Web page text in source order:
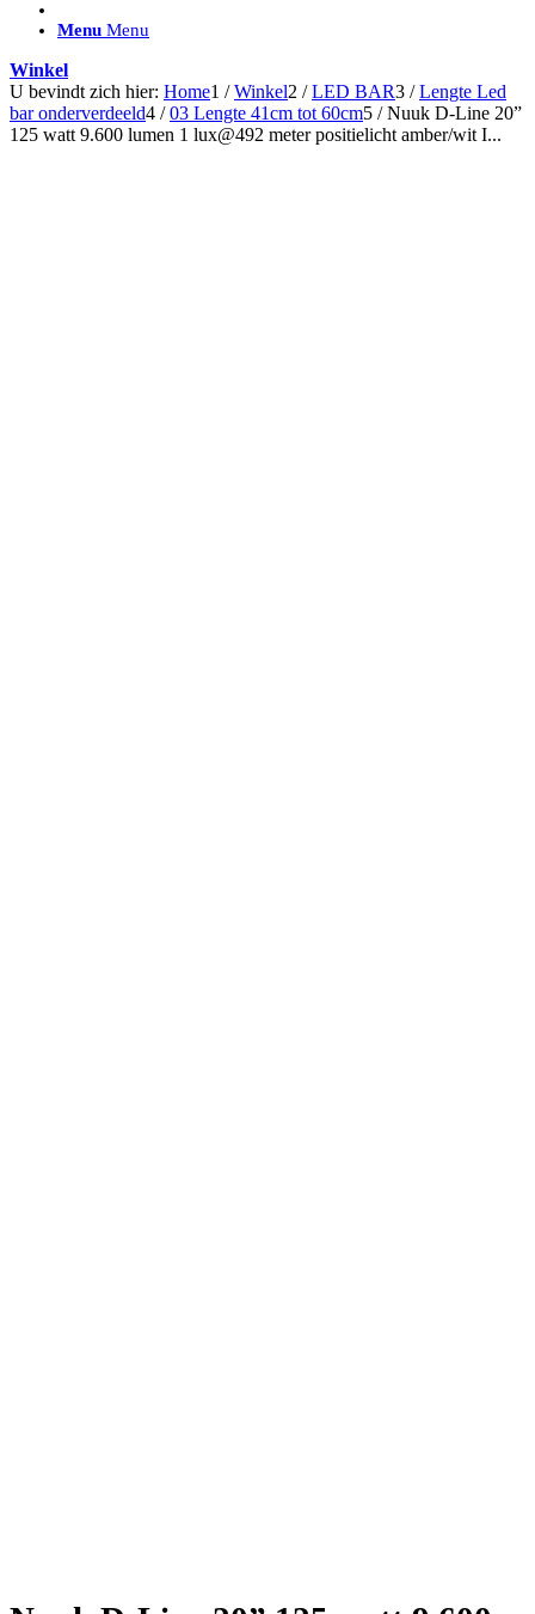
ACCESSOIRES/ AANSLUITMATERIAAL
Can-bus interface
Accessoires Lazer
Kabelboom & Adapters
Installatiemateriaal
Menu Menu
Winkel
U bevindt zich hier: Home1 / Winkel2 / LED BAR3 / Lengte Led
bar onderverdeeld4 / 03 Lengte 41cm tot 60cm5 / Nuuk D-Line 20”
125 watt 9.600 lumen 1 lux@492 meter positielicht amber/wit I...